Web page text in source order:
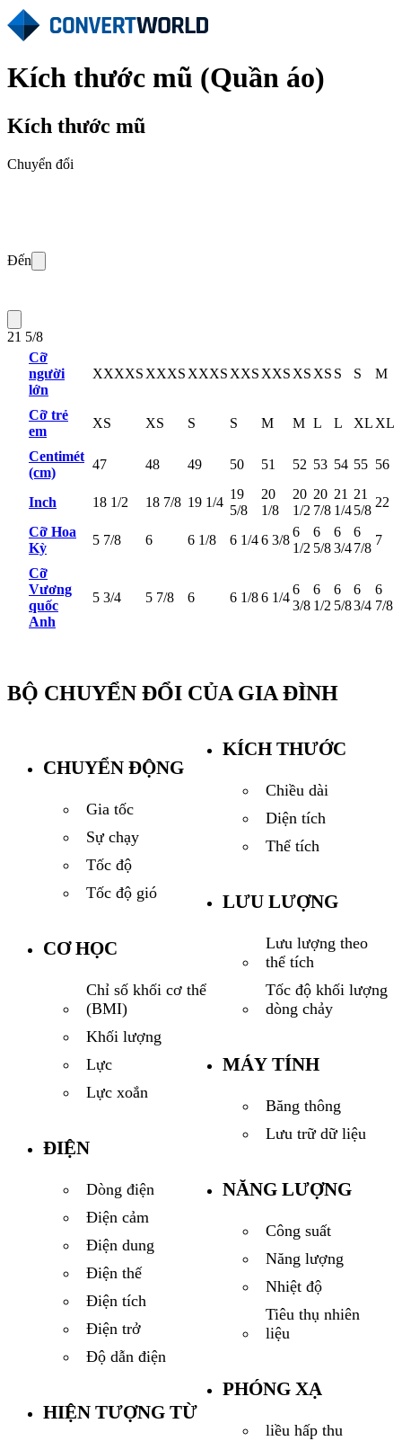
Kích thước mũ (Quần áo)
Kích thước mũ
Chuyển đổi
Đến
21 5/8
Cỡ
người
lớn
XXXXS XXXS XXXS XXS XXS XS XS S S M
Cỡ trẻ
em
XS XS S S M M L L XL XL
Centimét
(cm)
47 48 49 50 51 52 53 54 55 56
Inch 18 1/2 18 7/8 19 1/4
19
5/8
20
1/8
20
1/2
20
7/8
21
1/4
21
5/8
22
Cỡ Hoa
Kỳ
5 7/8 6 6 1/8 6 1/46 3/8
6
1/2
6
5/8
6
3/4
6
7/8
7
Cỡ
Vương
quốc
Anh
5 3/4 5 7/8 6 6 1/86 1/4
6
3/8
6
1/2
6
5/8
6
3/4
6
7/8
BỘ CHUYỂN ĐỔI CỦA GIA ĐÌNH
CHUYỂN ĐỘNG
Gia tốc
Sự chạy
Tốc độ
Tốc độ gió
CƠ HỌC
Chỉ số khối cơ thể
(BMI)
Khối lượng
Lực
Lực xoắn
ĐIỆN
Dòng điện
Điện cảm
Điện dung
Điện thế
Điện tích
Điện trở
Độ dẫn điện
HIỆN TƯỢNG TỪ
KÍCH THƯỚC
Chiều dài
Diện tích
Thể tích
LƯU LƯỢNG
Lưu lượng theo
thể tích
Tốc độ khối lượng
dòng chảy
MÁY TÍNH
Băng thông
Lưu trữ dữ liệu
NĂNG LƯỢNG
Công suất
Năng lượng
Nhiệt độ
Tiêu thụ nhiên
liệu
PHÓNG XẠ
liều hấp thu